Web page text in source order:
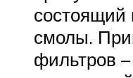
состоящий
смолы.
фильтров